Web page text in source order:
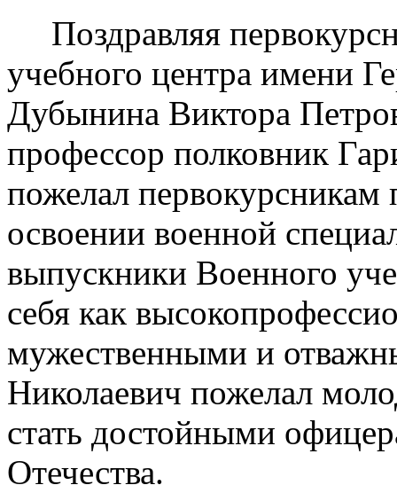
Поздравляя
учебного центра имени
Дубынина Виктора
профессор полковник
пожелал
освоении военной
выпускники Военного
себя как
мужественными и
Николаевич пожелал
стать достойными
Отечества.